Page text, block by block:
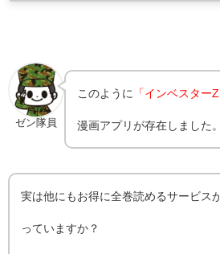
ゼン隊員
このように 「インベスター
漫画アプリが存在しました。
実は他にもお得に全巻読めるサービス
っていますか？